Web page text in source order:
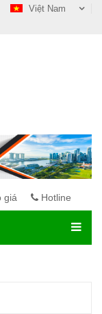
Việt Nam
giá Hotline